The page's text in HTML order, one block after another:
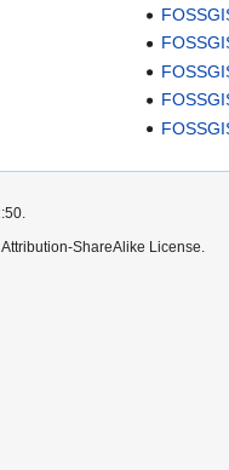
ShareAlike License.